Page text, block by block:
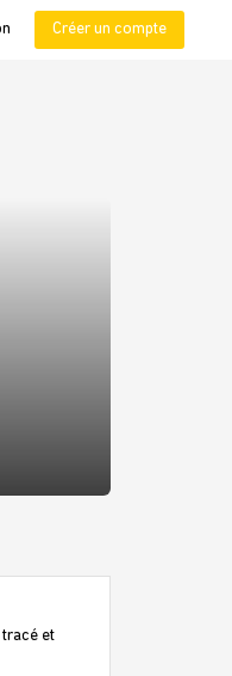
Créer un compte
et